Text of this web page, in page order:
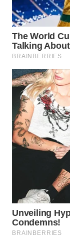
NET
WAHANA
SPORT
WAHANA
UMKM
WAHANA
SELEB
WAHANA
PERSONA
OTOMOTIF
WAHANA
HEALTH